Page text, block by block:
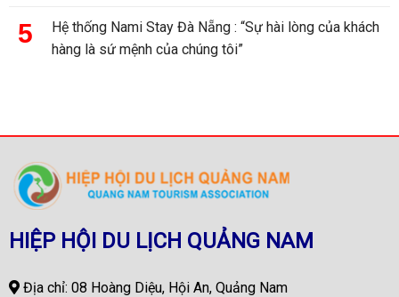
Hệ thống Nami Stay Đà Nẵng : “Sự hài lòng của khách
hàng là sứ mệnh của chúng tôi”
HIỆP HỘI DU LỊCH QUẢNG NAM
Địa chỉ: 08 Hoàng Diệu, Hội An, Quảng Nam